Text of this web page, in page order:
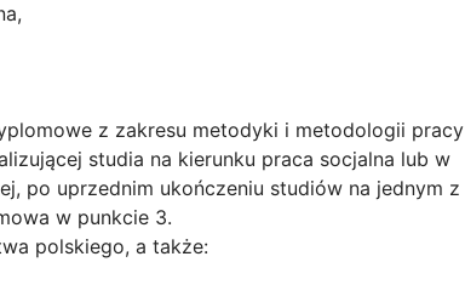
z zakresu metodyki i metodologii pracy
studia na kierunku praca socjalna lub w
po uprzednim ukończeniu studiów na jednym z
w punkcie 3.
polskiego, a także: